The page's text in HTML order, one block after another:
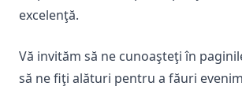
excelenţă.
Vă invităm să ne cunoaşteţi în
să ne fiţi alături pentru a făuri